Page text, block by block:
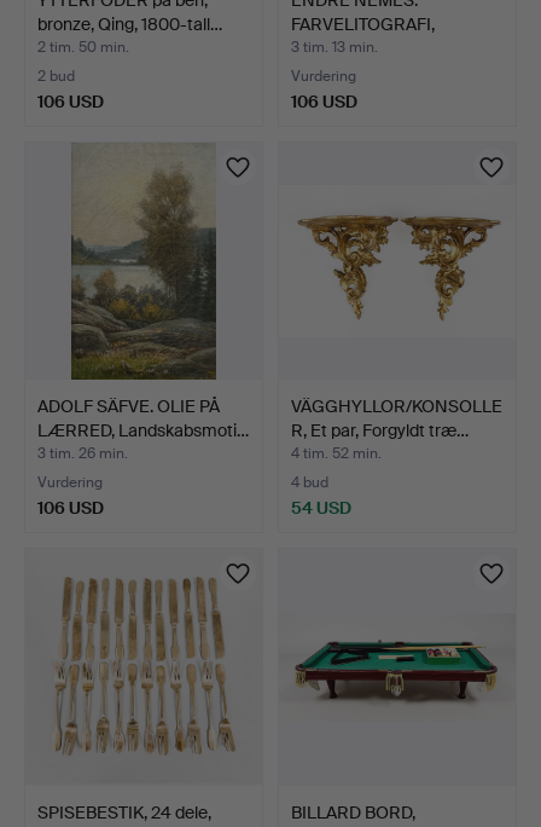
bronze, Qing, 1800-tall…
2 tim. 50 min.
2 bud
106 USD
FARVELITOGRAFI,
"Tvillingnunn…
3 tim. 13 min.
Vurdering
106 USD
ADOLF SÄFVE. OLIE PÅ
LÆRRED, Landskabsmoti…
3 tim. 26 min.
Vurdering
106 USD
VÄGGHYLLOR/KONSOLLE
R, Et par, Forgyldt træ…
4 tim. 52 min.
4 bud
54 USD
SPISEBESTIK, 24 dele,
BILLARD BORD,